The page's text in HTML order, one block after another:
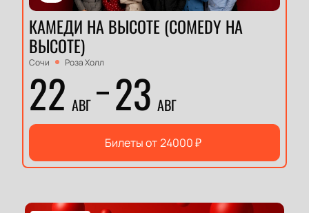
КАМЕДИ НА ВЫСОТЕ (COMEDY НА
ВЫСОТЕ)
Сочи Роза Холл
22 АВГ 23 АВГ
Билеты от24000₽